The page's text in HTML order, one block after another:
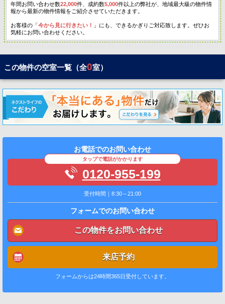
年間お問い合わせ数22,000件、成約数5,000件以上の弊社が、地域最大級の物件情
報から最新の物件情報をご紹介させていただきます。
お客様の「今から見に行きたい！
」にも、できるかぎりご対応致します。ぜひお
気軽にお問い合わせください。
この物件の空室一覧（全0室）
お電話でのお問い合わせ
タップで電話がかかります
0120-955-199
受付時間｜8:30～21:00
フォームでのお問い合わせ
この物件をお問い合わせ
来店予約
フォームからは24時間365日受付しています。